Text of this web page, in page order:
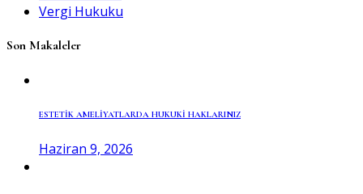
Vergi Hukuku
Son Makaleler
ESTETİK AMELİYATLARDA HUKUKİ HAKLARINIZ
Haziran 9, 2026